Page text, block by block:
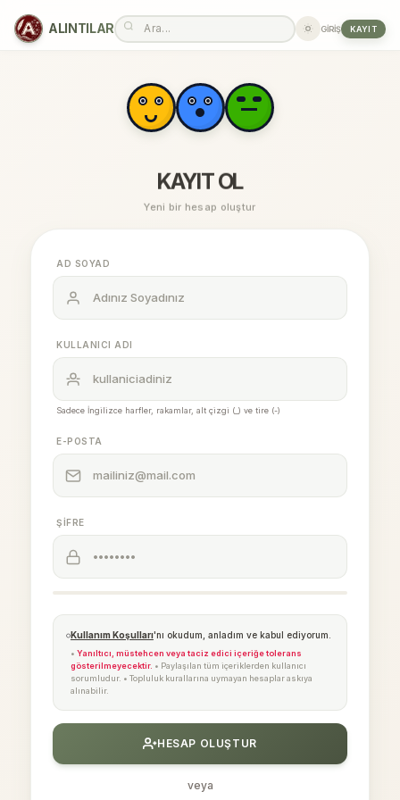
ALINTILAR GIRIŞ KAYIT
KAYIT OL
Yeni bir hesap oluştur
AD SOYAD
KULLANICI ADI
Sadece İngilizce harfler, rakamlar, alt çizgi (_) ve tire (-)
E-POSTA
ŞIFRE
Kullanım Koşulları'nı okudum, anladım ve kabul ediyorum.
• Yanıltıcı, müstehcen veya taciz edici içeriğe tolerans
gösterilmeyecektir. • Paylaşılan tüm içeriklerden kullanıcı
sorumludur. • Topluluk kurallarına uymayan hesaplar askıya
alınabilir.
HESAP OLUŞTUR
veya